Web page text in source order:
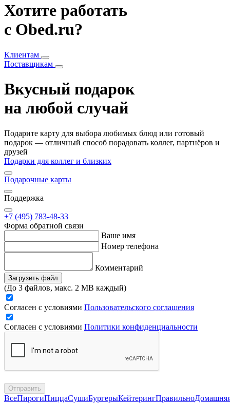
Хотите работать
с Obed.ru?
Клиентам
Поставщикам
Вкусный подарок
на любой случай
Подарите карту для выбора любимых блюд или готовый
подарок — отличный способ порадовать коллег, партнёров и
друзей
Подарки для коллег и близких
Подарочные карты
Поддержка
+7 (495) 783-48-33
Форма обратной связи
Ваше имя
Номер телефона
Комментарий
Загрузить файл
(До 3 файлов, макс. 2 MB каждый)
Согласен с условиями Пользовательского соглашения
Согласен с условиями Политики конфиденциальности
Отправить
ВсеПирогиПиццаСушиБургерыКейтерингПравильно